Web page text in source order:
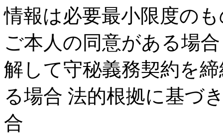
情報は必要最小限度の
ご本人の同意がある場
解して守秘義務契約を
る場合 法的根拠に基づ
合